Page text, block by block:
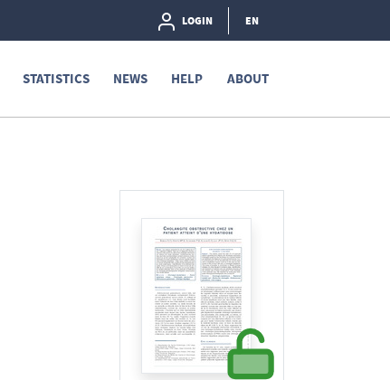
LOGIN EN
STATISTICS NEWS HELP ABOUT